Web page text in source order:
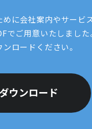
に会社案内やサービ
でご用意いたしました
ロードください。
ウンロード